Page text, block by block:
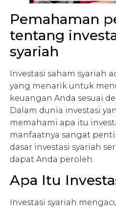
Pemahaman
tentang
syariah
Investasi saham syariah
yang menarik untuk
keuangan Anda sesuai
Dalam dunia investasi
memahami apa itu
manfaatnya sangat
dasar investasi syariah
dapat Anda peroleh.
Apa Itu
Investasi syariah